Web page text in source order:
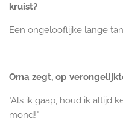
kruist?
Een ongelooflijke lange
Oma zegt, op
"Als ik gaap, houd ik altijd
mond!"